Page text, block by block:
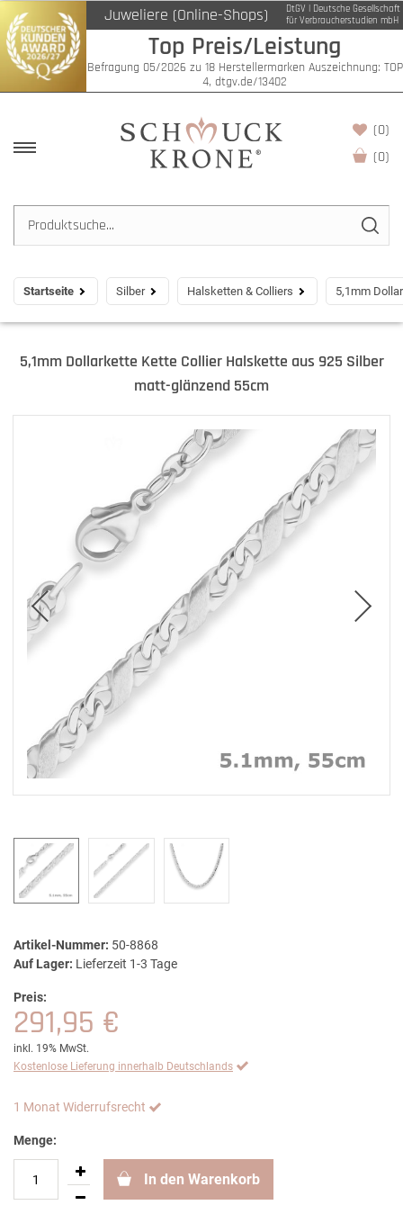
Juweliere (Online-Shops)
DtGV | Deutsche Gesellschaft
für Verbraucherstudien mbH
Top Preis/Leistung
Befragung 05/2026 zu 18 Herstellermarken Auszeichnung: TOP
4, dtgv.de/13402
(0)
(0)
Startseite Silber Halsketten & Colliers 5,1mm
5,1mm Dollarkette Kette Collier Halskette aus 925 Silber
matt-glänzend 55cm
Artikel-Nummer: 50-8868
Auf Lager: Lieferzeit 1-3 Tage
Preis:
291,95 €
inkl. 19% MwSt.
Kostenlose Lieferung innerhalb Deutschlands
1 Monat Widerrufsrecht
Menge:
In den Warenkorb